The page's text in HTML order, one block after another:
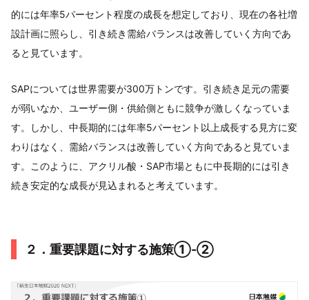
的には年率5パーセント程度の成長を想定しており、現在の各社増
設計画に照らし、引き続き需給バランスは改善していく方向であ
ると見ています。
SAPについては世界需要が300万トンです。引き続き足元の需要
が弱いなか、ユーザー側・供給側ともに競争が激しくなっていま
す。しかし、中長期的には年率5パーセント以上成長する見方に変
わりはなく、需給バランスは改善していく方向であると見ていま
す。このように、アクリル酸・SAP市場ともに中長期的には引き
続き安定的な成長が見込まれると考えています。
２．重要課題に対する施策①-②